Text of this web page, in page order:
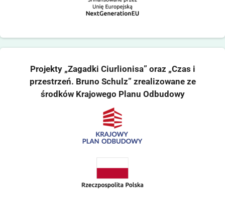
Projekty „Zagadki Ciurlionisa” oraz „Czas i
przestrzeń. Bruno Schulz” zrealizowane ze
środków Krajowego Planu Odbudowy